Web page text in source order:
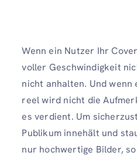
Wenn ein Nutzer Ihr
voller Geschwindigkeit
nicht anhalten. Und
reel wird nicht die
es verdient. Um
Publikum innehält und
nur hochwertige Bilder,